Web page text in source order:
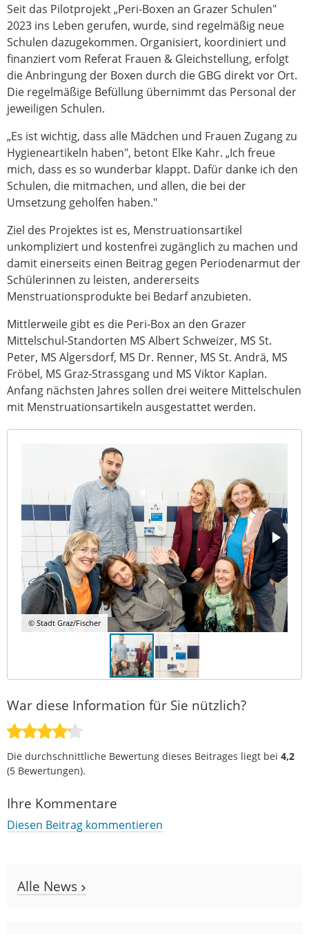
Seit das Pilotprojekt „Peri-Boxen an Grazer Schulen"
2023 ins Leben gerufen, wurde, sind regelmäßig neue
Schulen dazugekommen. Organisiert, koordiniert und
finanziert vom Referat Frauen & Gleichstellung, erfolgt
die Anbringung der Boxen durch die GBG direkt vor Ort.
Die regelmäßige Befüllung übernimmt das Personal der
jeweiligen Schulen.
„Es ist wichtig, dass alle Mädchen und Frauen Zugang zu
Hygieneartikeln haben", betont Elke Kahr. „Ich freue
mich, dass es so wunderbar klappt. Dafür danke ich den
Schulen, die mitmachen, und allen, die bei der
Umsetzung geholfen haben."
Ziel des Projektes ist es, Menstruationsartikel
unkompliziert und kostenfrei zugänglich zu machen und
damit einerseits einen Beitrag gegen Periodenarmut der
Schülerinnen zu leisten, andererseits
Menstruationsprodukte bei Bedarf anzubieten.
Mittlerweile gibt es die Peri-Box an den Grazer
Mittelschul-Standorten MS Albert Schweizer, MS St.
Peter, MS Algersdorf, MS Dr. Renner, MS St. Andrä, MS
Fröbel, MS Graz-Strassgang und MS Viktor Kaplan.
Anfang nächsten Jahres sollen drei weitere Mittelschulen
mit Menstruationsartikeln ausgestattet werden.
© Stadt Graz/Fischer
War diese Information für Sie nützlich?
Die durchschnittliche Bewertung dieses Beitrages liegt bei 4,2
(5 Bewertungen).
Ihre Kommentare
Diesen Beitrag kommentieren
Alle News